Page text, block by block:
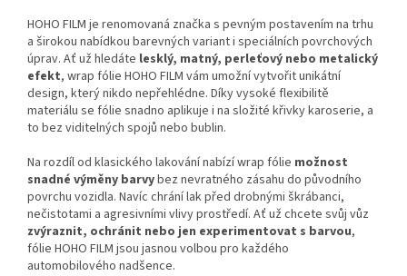
HOHO FILM je renomovaná značka s pevným postavením na trhu
a širokou nabídkou barevných variant i speciálních povrchových
úprav. Ať už hledáte lesklý, matný, perleťový nebo metalický
efekt, wrap fólie HOHO FILM vám umožní vytvořit unikátní
design, který nikdo nepřehlédne. Díky vysoké flexibilitě
materiálu se fólie snadno aplikuje i na složité křivky karoserie, a
to bez viditelných spojů nebo bublin.
Na rozdíl od klasického lakování nabízí wrap fólie možnost
snadné výměny barvybez nevratného zásahu do původního
povrchu vozidla. Navíc chrání lak před drobnými škrábanci,
nečistotami a agresivními vlivy prostředí. Ať už chcete svůj vůz
zvýraznit, ochránit nebo jen experimentovat s barvou,
fólie HOHO FILM jsou jasnou volbou pro každého
automobilového nadšence.